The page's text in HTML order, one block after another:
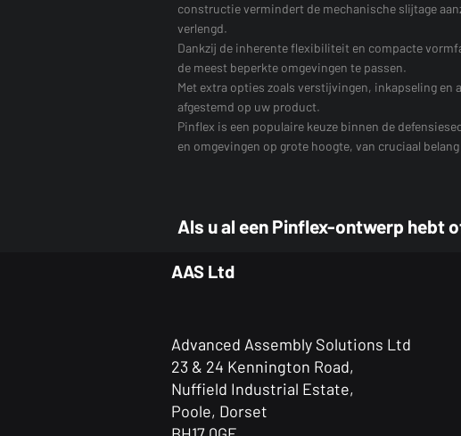
constructie vermindert de mechanische slijtage
verlengd.
Dankzij de inherente flexibiliteit en compacte
de meest beperkte omgevingen te passen.
Met extra opties zoals verstijvingen, inkapseling
afgestemd op uw product.
Pinflex is een populaire keuze binnen de
en omgevingen op grote hoogte, van cruciaal
Als u al een Pinflex-ontwerp hebt
AAS Ltd
Advanced Assembly Solutions Ltd
23 & 24 Kennington Road,
Nuffield Industrial Estate,
Poole, Dorset